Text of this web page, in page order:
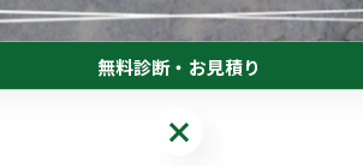
無料診断・お見積り
無料診断・お見積り